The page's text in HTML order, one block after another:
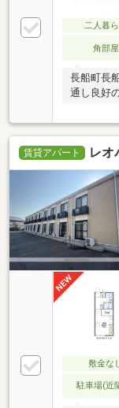
二人暮
角部屋
長船町長
通し良好
賃貸アパート レオ
敷金な
駐車場(近